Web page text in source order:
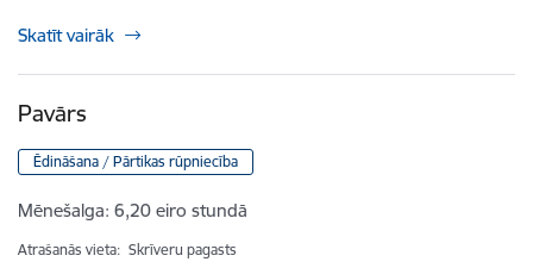
Skatīt vairāk
Pavārs
Ēdināšana / Pārtikas rūpniecība
Mēnešalga: 6,20 eiro stundā
Atrašanās vieta: Skrīveru pagasts